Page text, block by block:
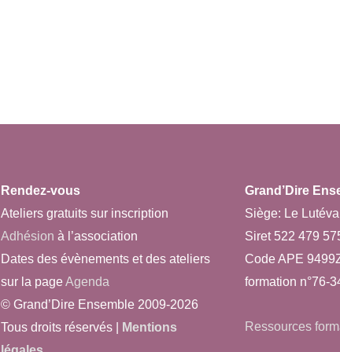
Rendez-vous
Ateliers gratuits sur inscription
Adhésion à l’association
Dates des évènements et des ateliers
sur la pageAgenda
© Grand’Dire Ensemble 2009-2026
Tous droits réservés |
Mentions
Grand’Dire
Siège: Le
Siret 522 479
Code APE
formation n°76-
Ressources